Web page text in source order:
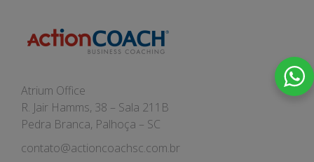
Atrium Office
R. Jair Hamms, 38 – Sala 211B
Pedra Branca, Palhoça – SC
contato@actioncoachsc.com.br